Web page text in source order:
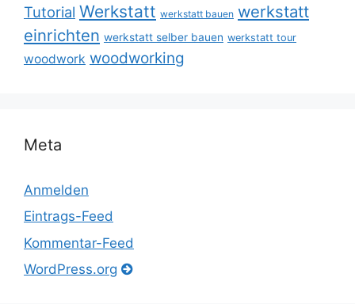
Tutorial Werkstatt werkstatt bauen werkstatt
einrichten werkstatt selber bauen werkstatt tour
woodwork woodworking
Meta
Anmelden
Eintrags-Feed
Kommentar-Feed
WordPress.org